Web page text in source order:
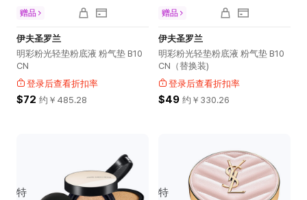
伊夫圣罗兰
明彩粉光轻垫粉底液 粉气垫 B10
CN
登录后查看折扣率
$72 约￥ 485.28
赠品
伊夫圣罗兰
明彩粉光轻垫粉底液 粉气垫 B10
CN（替换装)
登录后查看折扣率
$49 约￥ 330.26
赠品
特
特